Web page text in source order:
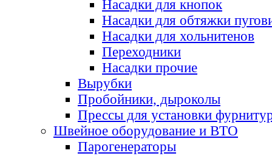
Насадки для кнопок
Насадки для обтяжки
Насадки для хольнитенов
Переходники
Насадки прочие
Вырубки
Пробойники, дыроколы
Прессы для установки
Швейное оборудование и ВТО
Парогенераторы